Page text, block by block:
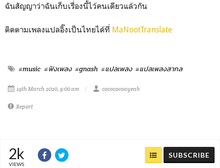
ฉันสัญญาว่าฉันเก็บเรื่องนี้ไว้คนเดียวแล้วกัน
ติดตามเพลงแปลอิ๊งเป็นไทยได้ที่ MaNootTranslate
#music #ฟังเพลง #gnash #แปลเพลง #แปลเพลงสากล
19th March 2020, 9:00 am cocococoayeah
Report
2k
VIEWS
SUBSCRIBE